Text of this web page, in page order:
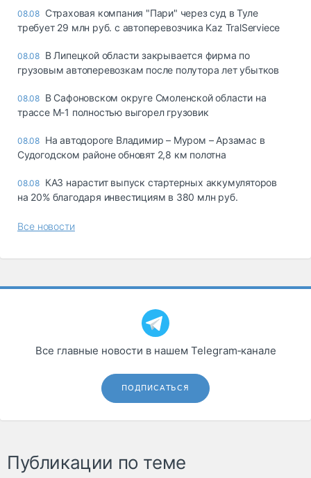
08.08 Страховая компания "Пари" через суд в Туле
требует 29 млн руб. с автоперевозчика Kaz TralServiece
08.08 В Липецкой области закрывается фирма по
грузовым автоперевозкам после полутора лет убытков
08.08 В Сафоновском округе Смоленской области на
трассе М-1 полностью выгорел грузовик
08.08 На автодороге Владимир – Муром – Арзамас в
Судогодском районе обновят 2,8 км полотна
08.08 КАЗ нарастит выпуск стартерных аккумуляторов
на 20% благодаря инвестициям в 380 млн руб.
Все новости
Все главные новости в нашем Telegram‑канале
ПОДПИСАТЬСЯ
Публикации по теме